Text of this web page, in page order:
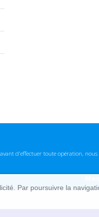
d'effectuer toute opération, nous
Par poursuivre la